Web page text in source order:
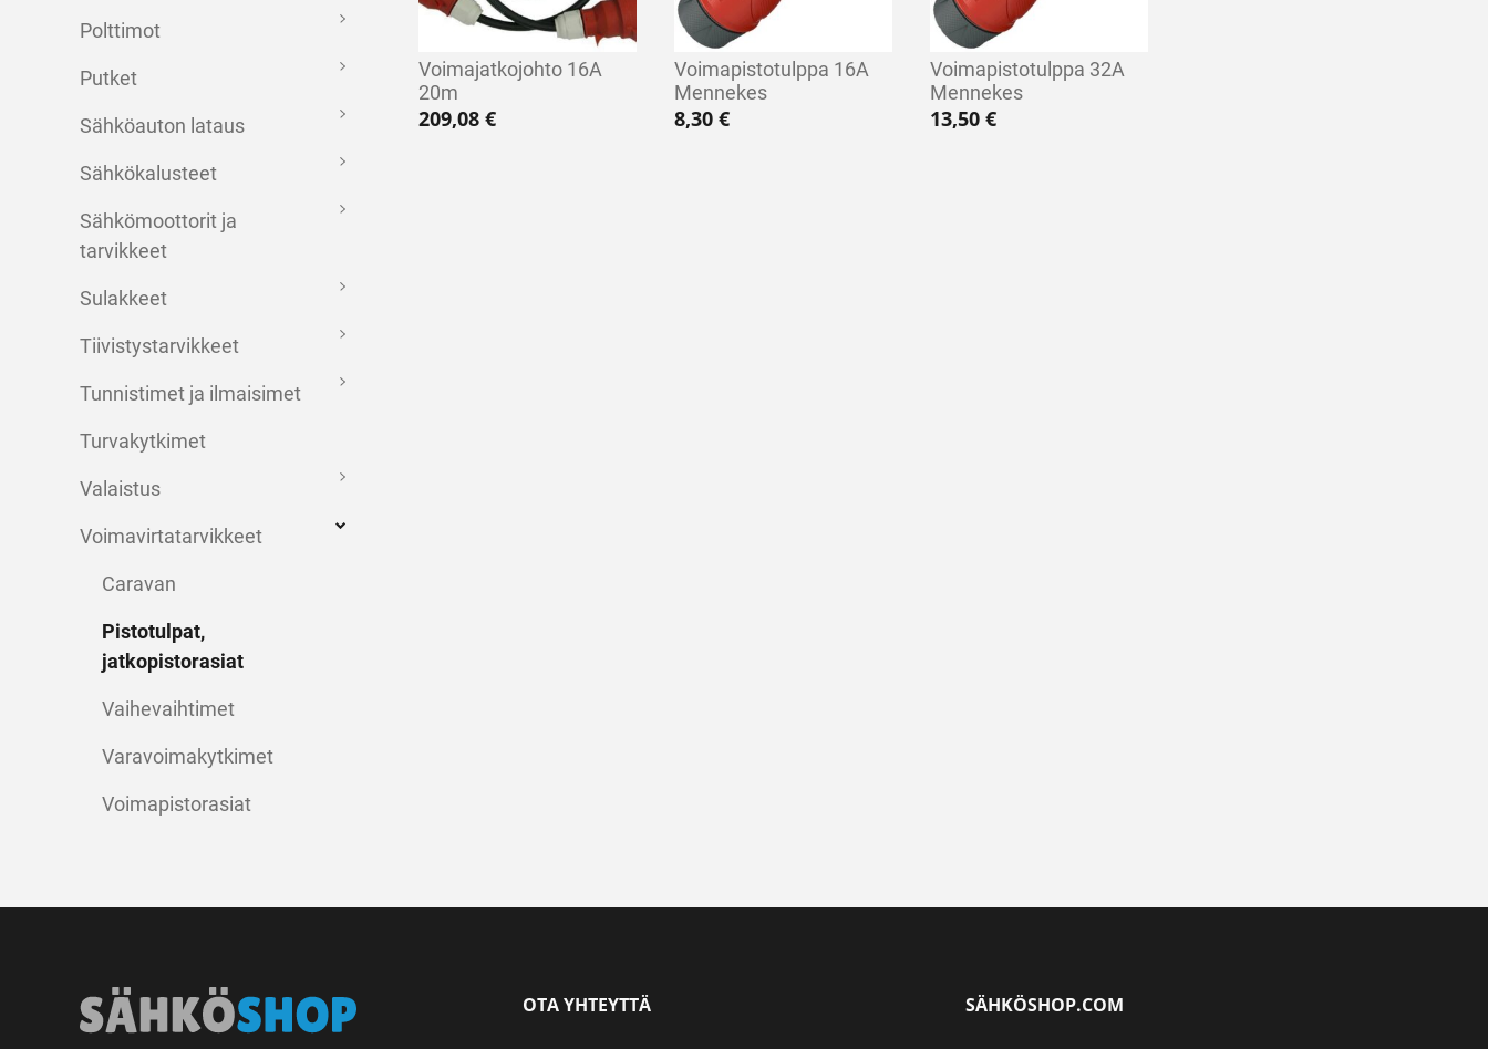
Polttimot
Putket
Sähköauton lataus
Sähkökalusteet
Sähkömoottorit ja
tarvikkeet
Sulakkeet
Tiivistystarvikkeet
Tunnistimet ja ilmaisimet
Turvakytkimet
Valaistus
Voimavirtatarvikkeet
Caravan
Pistotulpat,
jatkopistorasiat
Vaihevaihtimet
Varavoimakytkimet
Voimapistorasiat
Voimajatkojohto 16A
20m
209,08 €
Voimapistotulppa 16A
Mennekes
8,30€
Voimapistotulppa 32A
Mennekes
13,50€
OTA YHTEYTTÄ SÄHKÖSHOP.COM